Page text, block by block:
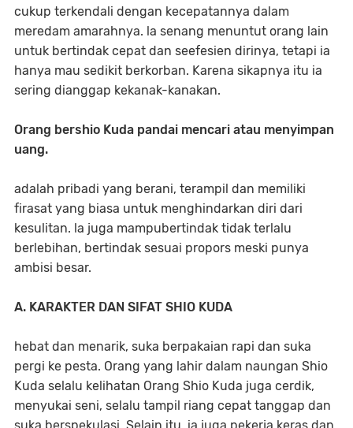
cukup terkendali dengan kecepatannya dalam
meredam amarahnya. la senang menuntut orang lain
untuk bertindak cepat dan seefesien dirinya, tetapi ia
hanya mau sedikit berkorban. Karena sikapnya itu ia
sering dianggap kekanak-kanakan.
Orang bershio Kuda pandai mencari atau menyimpan
uang.
adalah pribadi yang berani, terampil dan memiliki
firasat yang biasa untuk menghindarkan diri dari
kesulitan. la juga mampubertindak tidak terlalu
berlebihan, bertindak sesuai propors meski punya
ambisi besar.
A. KARAKTER DAN SIFAT SHIO KUDA
hebat dan menarik, suka berpakaian rapi dan suka
pergi ke pesta. Orang yang lahir dalam naungan Shio
Kuda selalu kelihatan Orang Shio Kuda juga cerdik,
menyukai seni, selalu tampil riang cepat tanggap dan